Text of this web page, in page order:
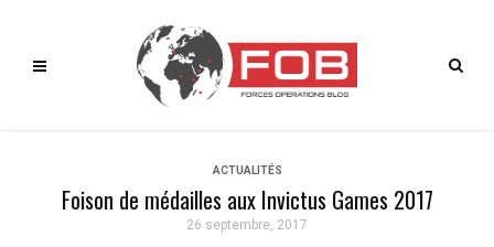
ACTUALITÉS
Foison de médailles aux Invictus Games 2017
26 septembre, 2017